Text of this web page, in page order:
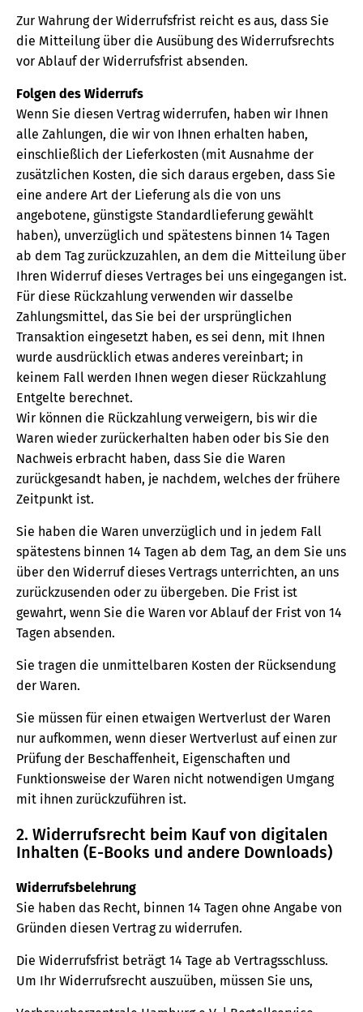
Zur Wahrung der Widerrufsfrist reicht es aus, dass Sie
die Mitteilung über die Ausübung des Widerrufsrechts
vor Ablauf der Widerrufsfrist absenden.
Folgen des Widerrufs
Wenn Sie diesen Vertrag widerrufen, haben wir Ihnen
alle Zahlungen, die wir von Ihnen erhalten haben,
einschließlich der Lieferkosten (mit Ausnahme der
zusätzlichen Kosten, die sich daraus ergeben, dass Sie
eine andere Art der Lieferung als die von uns
angebotene, günstigste Standardlieferung gewählt
haben), unverzüglich und spätestens binnen 14 Tagen
ab dem Tag zurückzuzahlen, an dem die Mitteilung über
Ihren Widerruf dieses Vertrages bei uns eingegangen ist.
Für diese Rückzahlung verwenden wir dasselbe
Zahlungsmittel, das Sie bei der ursprünglichen
Transaktion eingesetzt haben, es sei denn, mit Ihnen
wurde ausdrücklich etwas anderes vereinbart; in
keinem Fall werden Ihnen wegen dieser Rückzahlung
Entgelte berechnet.
Wir können die Rückzahlung verweigern, bis wir die
Waren wieder zurückerhalten haben oder bis Sie den
Nachweis erbracht haben, dass Sie die Waren
zurückgesandt haben, je nachdem, welches der frühere
Zeitpunkt ist.
Sie haben die Waren unverzüglich und in jedem Fall
spätestens binnen 14 Tagen ab dem Tag, an dem Sie uns
über den Widerruf dieses Vertrags unterrichten, an uns
zurückzusenden oder zu übergeben. Die Frist ist
gewahrt, wenn Sie die Waren vor Ablauf der Frist von 14
Tagen absenden.
Sie tragen die unmittelbaren Kosten der Rücksendung
der Waren.
Sie müssen für einen etwaigen Wertverlust der Waren
nur aufkommen, wenn dieser Wertverlust auf einen zur
Prüfung der Beschaffenheit, Eigenschaften und
Funktionsweise der Waren nicht notwendigen Umgang
mit ihnen zurückzuführen ist.
2. Widerrufsrecht beim Kauf von digitalen
Inhalten (E-Books und andere Downloads)
Widerrufsbelehrung
Sie haben das Recht, binnen 14 Tagen ohne Angabe von
Gründen diesen Vertrag zu widerrufen.
Die Widerrufsfrist beträgt 14 Tage ab Vertragsschluss.
Um Ihr Widerrufsrecht auszuüben, müssen Sie uns,